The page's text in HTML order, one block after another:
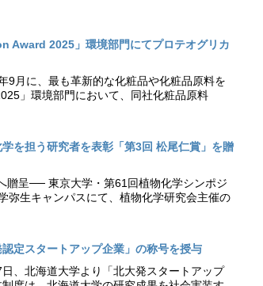
Award 2025」環境部門にてプロテオグリカ
9月に、最も革新的な化粧品や化粧品原料を
」環境部門において、同社化粧品原料
を担う研究者を表彰「第3回 松尾仁賞」を贈
贈呈── 東京大学・第61回植物化学シンポジ
弥生キャンパスにて、植物化学研究会主催の
定スタートアップ企業」の称号を授与
、北海道大学より「北大発スタートアップ